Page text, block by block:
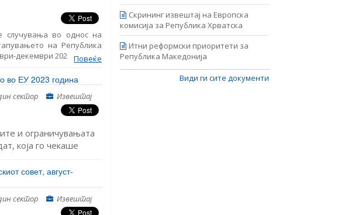
случувања во однос на
на Република
декември 2023 година.
основните аспекти за
поврзани со
реформата на јавната
права.
Повеќе
во ЕУ 2023 година
сектор Извештај
и ограничувањата
која го чекаше
за членство во
во последниве
на правото, ЕПИ
со принципот на
совет, август-
сектор Извештај
Скрининг извештај на Европска
комисија за Република Хрватска
Итни реформски приоритети за
Република Македонија
Види ги сите документи